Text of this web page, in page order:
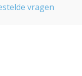
vragen